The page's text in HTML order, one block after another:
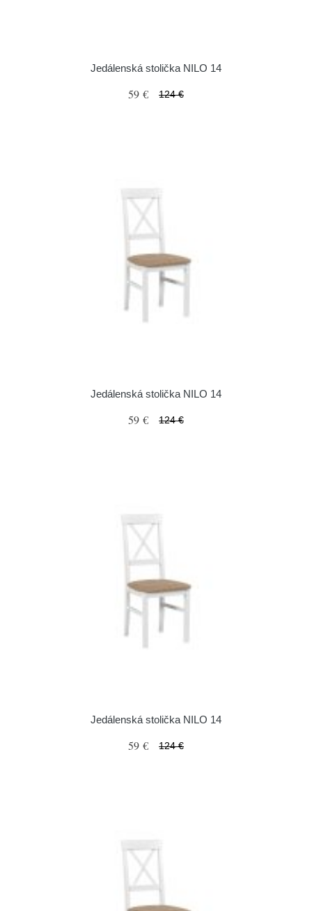
Jedálenská stolička NILO 14
59 € 124 €
Jedálenská stolička NILO 14
59 € 124 €
Jedálenská stolička NILO 14
59 € 124 €